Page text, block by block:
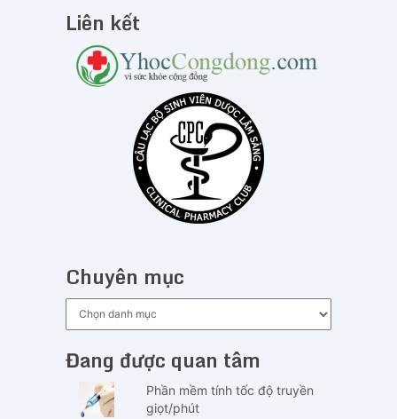
Liên kết
Chuyên mục
Đang được quan tâm
Phần mềm tính tốc độ truyền
giọt/phút